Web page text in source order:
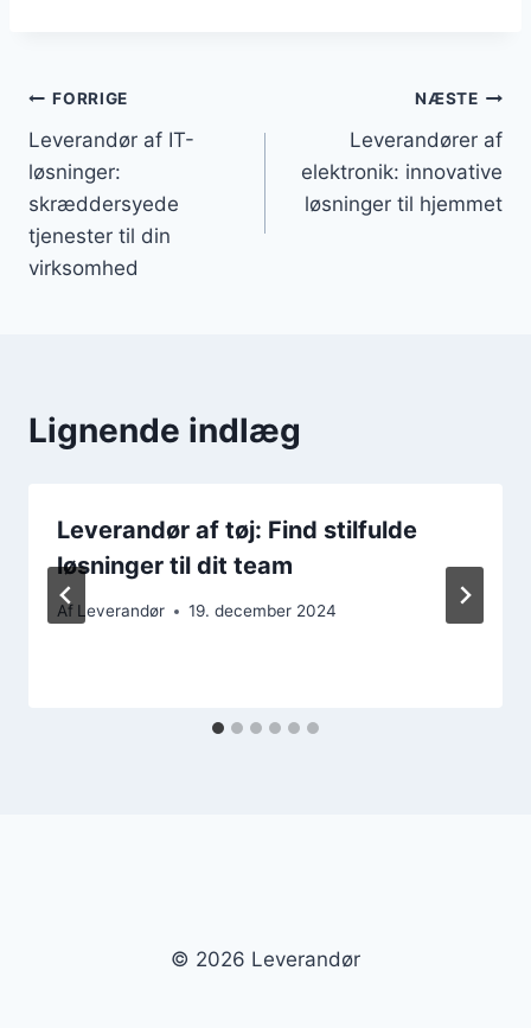
Indlægsnavigation
FORRIGE
Leverandør af IT-
løsninger:
skræddersyede
tjenester til din
virksomhed
NÆSTE
Leverandører af
elektronik: innovative
løsninger til hjemmet
Lignende indlæg
Leverandør af tøj: Find stilfulde
løsninger til dit team
Af Leverandør 19. december 2024
© 2026 Leverandør